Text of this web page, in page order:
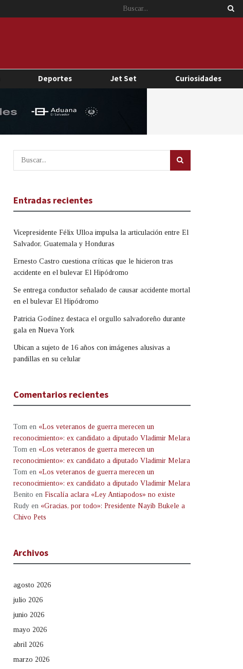
Deportes Jet Set Curiosidades
Entradas recientes
Vicepresidente Félix Ulloa impulsa la articulación entre El
Salvador, Guatemala y Honduras
Ernesto Castro cuestiona críticas que le hicieron tras
accidente en el bulevar El Hipódromo
Se entrega conductor señalado de causar accidente mortal
en el bulevar El Hipódromo
Patricia Godínez destaca el orgullo salvadoreño durante
gala en Nueva York
Ubican a sujeto de 16 años con imágenes alusivas a
pandillas en su celular
Comentarios recientes
Tom en «Los veteranos de guerra merecen un
reconocimiento»: ex candidato a diputado Vladimir Melara
Tom en «Los veteranos de guerra merecen un
reconocimiento»: ex candidato a diputado Vladimir Melara
Tom en «Los veteranos de guerra merecen un
reconocimiento»: ex candidato a diputado Vladimir Melara
Benito en Fiscalía aclara «Ley Antiapodos» no existe
Rudy en «Gracias, por todo»: Presidente Nayib Bukele a
Chivo Pets
Archivos
agosto 2026
julio 2026
junio 2026
mayo 2026
abril 2026
marzo 2026